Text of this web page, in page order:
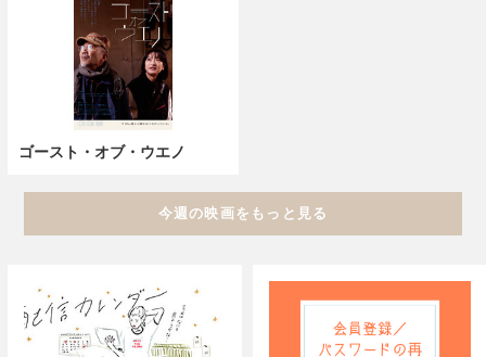
ゴースト・オブ・ウエノ
今週の映画をもっと見る